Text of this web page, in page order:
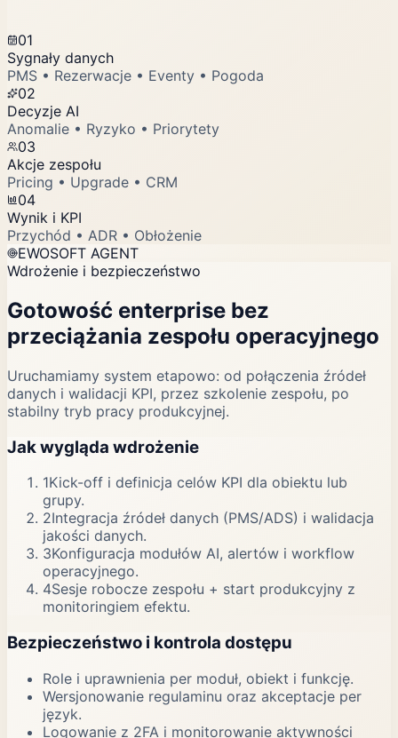
01
Sygnały danych
PMS • Rezerwacje • Eventy • Pogoda
02
Decyzje AI
Anomalie • Ryzyko • Priorytety
03
Akcje zespołu
Pricing • Upgrade • CRM
04
Wynik i KPI
Przychód • ADR • Obłożenie
EWOSOFT AGENT
Wdrożenie i bezpieczeństwo
Gotowość enterprise bez
przeciążania zespołu operacyjnego
Uruchamiamy system etapowo: od połączenia źródeł
danych i walidacji KPI, przez szkolenie zespołu, po
stabilny tryb pracy produkcyjnej.
Jak wygląda wdrożenie
1Kick-off i definicja celów KPI dla obiektu lub
grupy.
2Integracja źródeł danych (PMS/ADS) i walidacja
jakości danych.
3Konfiguracja modułów AI, alertów i workflow
operacyjnego.
4Sesje robocze zespołu + start produkcyjny z
monitoringiem efektu.
Bezpieczeństwo i kontrola dostępu
Role i uprawnienia per moduł, obiekt i funkcję.
Wersjonowanie regulaminu oraz akceptacje per
język.
Logowanie z 2FA i monitorowanie aktywności